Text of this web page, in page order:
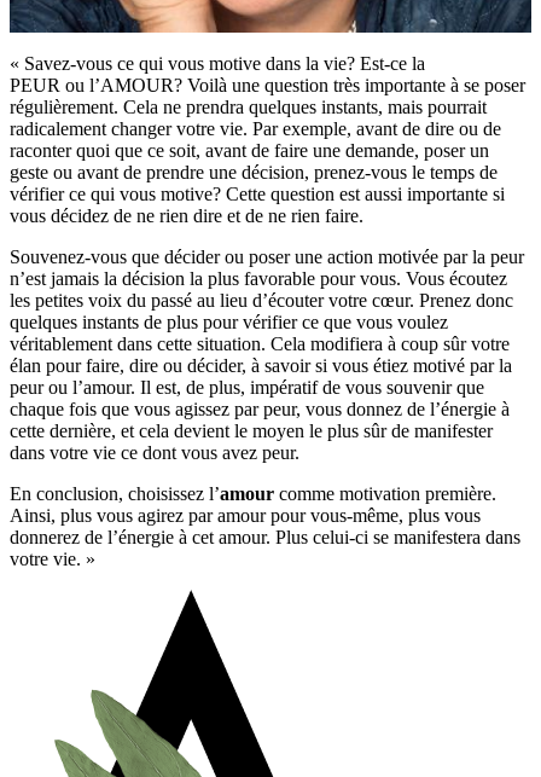
« Savez-vous ce qui vous motive dans la vie? Est-ce la
PEUR ou l’AMOUR? Voilà une question très importante à se poser
régulièrement. Cela ne prendra quelques instants, mais pourrait
radicalement changer votre vie. Par exemple, avant de dire ou de
raconter quoi que ce soit, avant de faire une demande, poser un
geste ou avant de prendre une décision, prenez-vous le temps de
vérifier ce qui vous motive? Cette question est aussi importante si
vous décidez de ne rien dire et de ne rien faire.
Souvenez-vous que décider ou poser une action motivée par la peur
n’est jamais la décision la plus favorable pour vous. Vous écoutez
les petites voix du passé au lieu d’écouter votre cœur. Prenez donc
quelques instants de plus pour vérifier ce que vous voulez
véritablement dans cette situation. Cela modifiera à coup sûr votre
élan pour faire, dire ou décider, à savoir si vous étiez motivé par la
peur ou l’amour. Il est, de plus, impératif de vous souvenir que
chaque fois que vous agissez par peur, vous donnez de l’énergie à
cette dernière, et cela devient le moyen le plus sûr de manifester
dans votre vie ce dont vous avez peur.
En conclusion, choisissez l’amour comme motivation première.
Ainsi, plus vous agirez par amour pour vous-même, plus vous
donnerez de l’énergie à cet amour. Plus celui-ci se manifestera dans
votre vie. »